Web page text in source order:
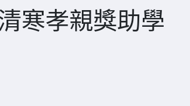
寒孝親獎助學